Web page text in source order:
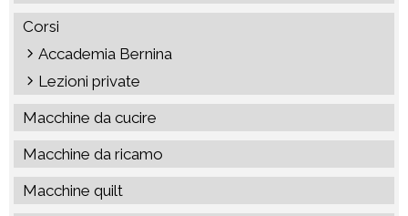
Corsi
Accademia Bernina
Lezioni private
Macchine da cucire
Macchine da ricamo
Macchine quilt